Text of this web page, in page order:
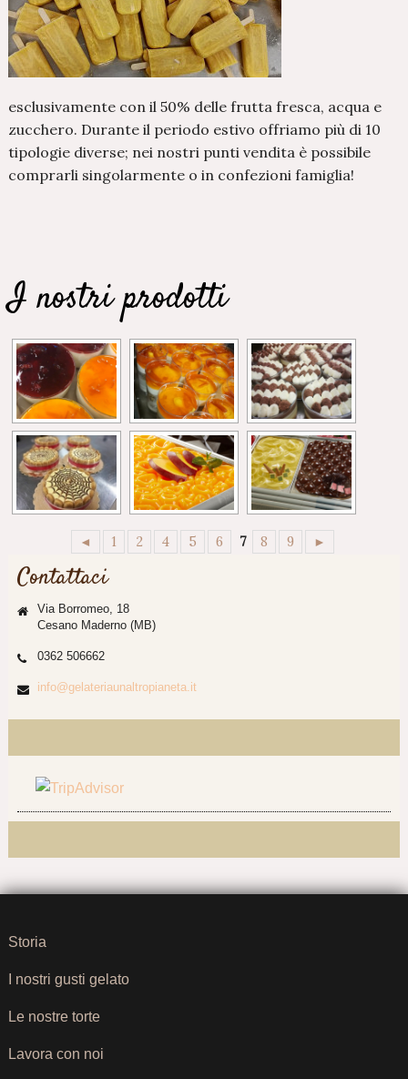
esclusivamente con il 50% delle frutta fresca, acqua e
zucchero. Durante il periodo estivo offriamo più di 10
tipologie diverse; nei nostri punti vendita è possibile
comprarli singolarmente o in confezioni famiglia!
I nostri prodotti
◄ 1 2 4 5 6 7 8 9 ►
Contattaci
Via Borromeo, 18
Cesano Maderno (MB)
0362 506662
info@gelateriaunaltropianeta.it
Storia
I nostri gusti gelato
Le nostre torte
Lavora con noi